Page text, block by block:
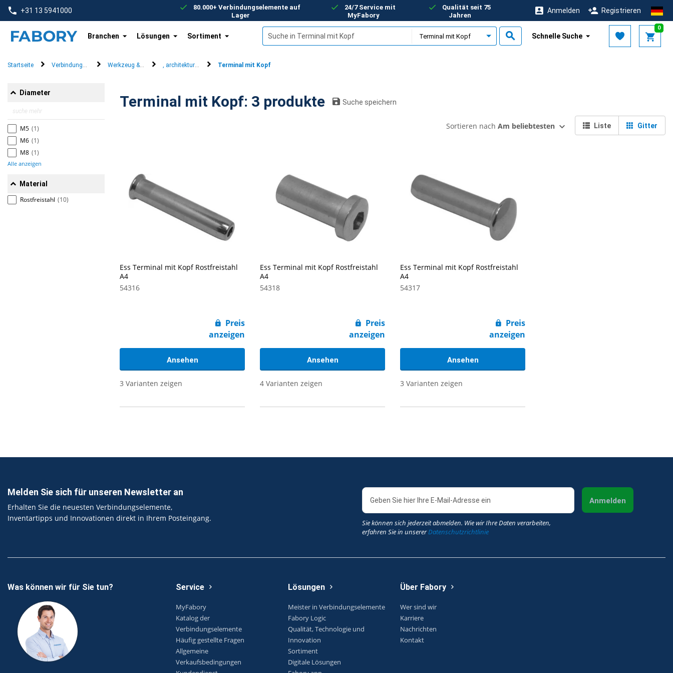
text.skipToContent
text.skipToNavigation
+31 13 5941000
80.000+ Verbindungselemente auf
Lager
24/7 Service mit
MyFabory
Qualität seit 75
Jahren
Anmelden Registrieren
Branchen Lösungen Sortiment
0
Schnelle Suche
Startseite VerbindungselementeWerkzeug & Systeme, architektur & designTerminal mit Kopf
Diameter
M5 (1)
M6 (1)
M8 (1)
Alle anzeigen
Material
Rostfreistahl (10)
Terminal mit Kopf: 3 produkte Suche speichern
Gitter
Liste
Sortieren nach Am beliebtesten
Ess Terminal mit Kopf Rostfreistahl
A4
54316
Preis
anzeigen
Ansehen
3 Varianten zeigen
Ess Terminal mit Kopf Rostfreistahl
A4
54318
Preis
anzeigen
Ansehen
4 Varianten zeigen
Ess Terminal mit Kopf Rostfreistahl
A4
54317
Preis
anzeigen
Ansehen
3 Varianten zeigen
Melden Sie sich für unseren Newsletter an
Erhalten Sie die neuesten Verbindungselemente,
Inventartipps und Innovationen direkt in Ihrem Posteingang.
Sie können sich jederzeit abmelden. Wie wir Ihre Daten verarbeiten,
erfahren Sie in unsererDatenschutzrichtlinie
Anmelden
Was können wir für Sie tun? Service
MyFabory
Katalog der
Verbindungselemente
Häufig gestellte Fragen
Allgemeine
Verkaufsbedingungen
Lösungen
Meister in Verbindungselemente
Fabory Logic
Qualität, Technologie und
Innovation
Sortiment
Digitale Lösungen
Über Fabory
Wer sind wir
Karriere
Nachrichten
Kontakt